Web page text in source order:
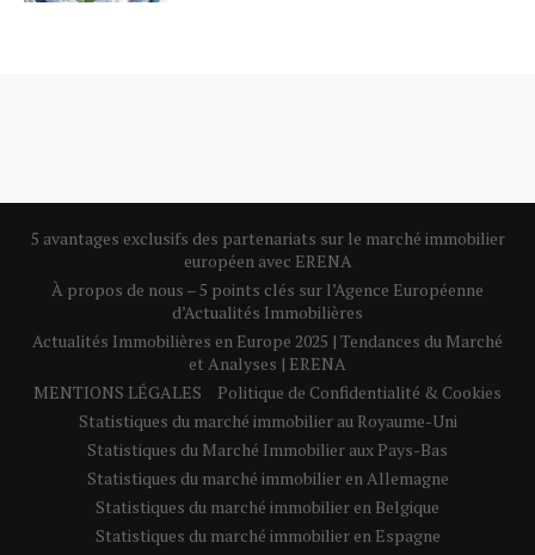
5 avantages exclusifs des partenariats sur le marché immobilier
européen avec ERENA
À propos de nous – 5 points clés sur l’Agence Européenne
d’Actualités Immobilières
Actualités Immobilières en Europe 2025 | Tendances du Marché
et Analyses | ERENA
MENTIONS LÉGALES
Politique de Confidentialité & Cookies
Statistiques du marché immobilier au Royaume-Uni
Statistiques du Marché Immobilier aux Pays-Bas
Statistiques du marché immobilier en Allemagne
Statistiques du marché immobilier en Belgique
Statistiques du marché immobilier en Espagne